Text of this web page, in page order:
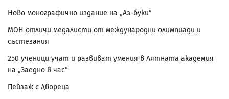
Ново монографично издание на „Аз-буки“
МОН отличи медалисти от международни олимпиади и
състезания
250 ученици учат и развиват умения в Лятната академия
на „Заедно в час“
Пейзаж с Двореца